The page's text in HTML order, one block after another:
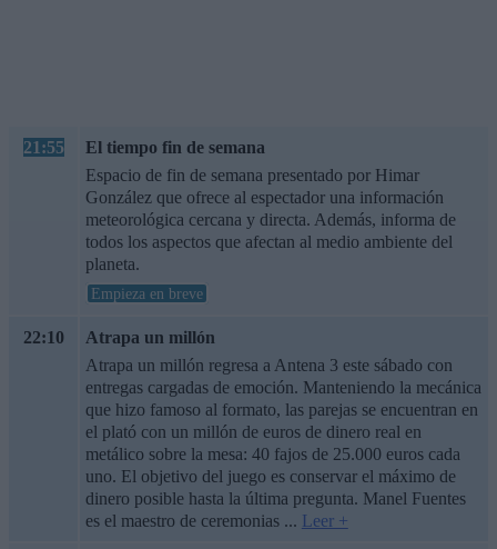
21:55
El tiempo fin de semana
Espacio de fin de semana presentado por Himar
González que ofrece al espectador una información
meteorológica cercana y directa. Además, informa de
todos los aspectos que afectan al medio ambiente del
planeta.
Empieza en breve
22:10
Atrapa un millón
Atrapa un millón regresa a Antena 3 este sábado con
entregas cargadas de emoción. Manteniendo la mecánica
que hizo famoso al formato, las parejas se encuentran en
el plató con un millón de euros de dinero real en
metálico sobre la mesa: 40 fajos de 25.000 euros cada
uno. El objetivo del juego es conservar el máximo de
dinero posible hasta la última pregunta. Manel Fuentes
es el maestro de ceremonias ... Leer +